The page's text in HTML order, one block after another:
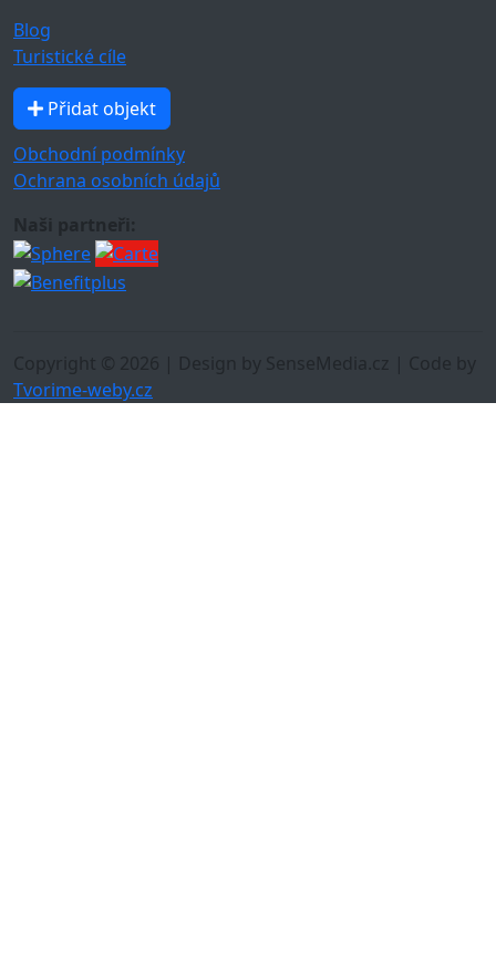
Blog
Turistické cíle
Přidat objekt
Obchodní podmínky
Ochrana osobních údajů
Naši partneři:
Copyright © 2026 | Design by SenseMedia.cz | Code by
Tvorime-weby.cz